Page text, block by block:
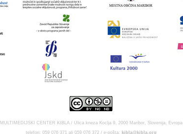
MULTIMEDIJSKI CENTER KIBLA / Ulica kneza Koclja 9, 2000 Maribor, Slovenija, Evropa
telefon: 059 076 371 ali 059 076 372 / e-pošta: kibla@kibla.org